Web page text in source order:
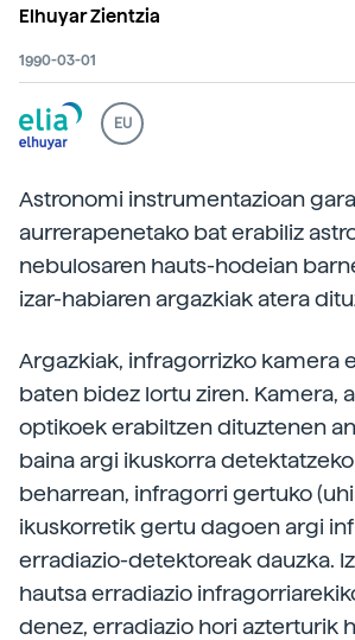
Elhuyar Zientzia
1990-03-01
EU
Astronomi instrumentazioan
aurrerapenetako bat erabiliz
nebulosaren hauts-hodeian
izar-habiaren argazkiak atera
Argazkiak, infragorrizko kamera
baten bidez lortu ziren. Kamera,
optikoek erabiltzen dituztenen
baina argi ikuskorra
beharrean, infragorri gertuko
ikuskorretik gertu dagoen argi
erradiazio-detektoreak dauzka.
hautsa erradiazio
denez, erradiazio hori azterturik